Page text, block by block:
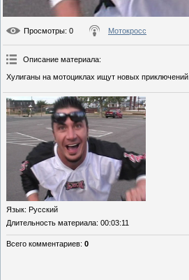
Просмотры: 0 Мотокросс
Описание материала:
Хулиганы на мотоциклах ищут новых приключений.
Язык: Русский
Длительность материала: 00:03:11
Всего комментариев: 0